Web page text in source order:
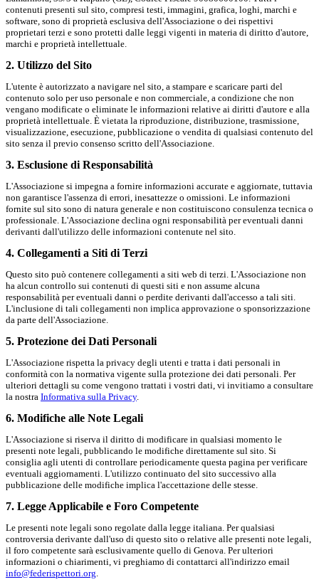
contenuti presenti sul sito, compresi testi, immagini, grafica, loghi, marchi e
software, sono di proprietà esclusiva dell'Associazione o dei rispettivi
proprietari terzi e sono protetti dalle leggi vigenti in materia di diritto d'autore,
marchi e proprietà intellettuale.
2. Utilizzo del Sito
L'utente è autorizzato a navigare nel sito, a stampare e scaricare parti del
contenuto solo per uso personale e non commerciale, a condizione che non
vengano modificate o eliminate le informazioni relative ai diritti d'autore e alla
proprietà intellettuale. È vietata la riproduzione, distribuzione, trasmissione,
visualizzazione, esecuzione, pubblicazione o vendita di qualsiasi contenuto del
sito senza il previo consenso scritto dell'Associazione.
3. Esclusione di Responsabilità
L'Associazione si impegna a fornire informazioni accurate e aggiornate, tuttavia
non garantisce l'assenza di errori, inesattezze o omissioni. Le informazioni
fornite sul sito sono di natura generale e non costituiscono consulenza tecnica o
professionale. L'Associazione declina ogni responsabilità per eventuali danni
derivanti dall'utilizzo delle informazioni contenute nel sito.
4. Collegamenti a Siti di Terzi
Questo sito può contenere collegamenti a siti web di terzi. L'Associazione non
ha alcun controllo sui contenuti di questi siti e non assume alcuna
responsabilità per eventuali danni o perdite derivanti dall'accesso a tali siti.
L'inclusione di tali collegamenti non implica approvazione o sponsorizzazione
da parte dell'Associazione.
5. Protezione dei Dati Personali
L'Associazione rispetta la privacy degli utenti e tratta i dati personali in
conformità con la normativa vigente sulla protezione dei dati personali. Per
ulteriori dettagli su come vengono trattati i vostri dati, vi invitiamo a consultare
la nostra Informativa sulla Privacy.
6. Modifiche alle Note Legali
L'Associazione si riserva il diritto di modificare in qualsiasi momento le
presenti note legali, pubblicando le modifiche direttamente sul sito. Si
consiglia agli utenti di controllare periodicamente questa pagina per verificare
eventuali aggiornamenti. L'utilizzo continuato del sito successivo alla
pubblicazione delle modifiche implica l'accettazione delle stesse.
7. Legge Applicabile e Foro Competente
Le presenti note legali sono regolate dalla legge italiana. Per qualsiasi
controversia derivante dall'uso di questo sito o relative alle presenti note legali,
il foro competente sarà esclusivamente quello di Genova. Per ulteriori
informazioni o chiarimenti, vi preghiamo di contattarci all'indirizzo email
info@federispettori.org